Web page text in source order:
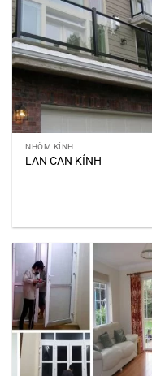
NHÔM KÍNH
LAN CAN KÍNH